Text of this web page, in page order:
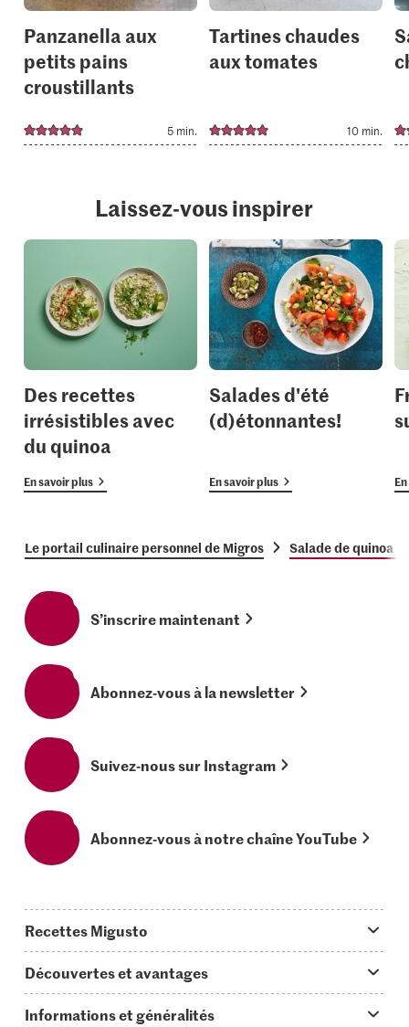
Panzanella aux
petits pains
croustillants
5 min.
Tartines chaudes
aux tomates
10 min.
Laissez-vous inspirer
Des recettes
irrésistibles avec
du quinoa
En savoir plus
Salades d'été
(d)étonnantes!
En savoir plus
Le portail culinaire personnel de Migros Salade de quinoa
S’inscrire maintenant
Abonnez-vous à la newsletter
Suivez-nous sur Instagram
Abonnez-vous à notre chaîne YouTube
Recettes Migusto
Idées de menus
Découvertes et avantages
Informations et généralités